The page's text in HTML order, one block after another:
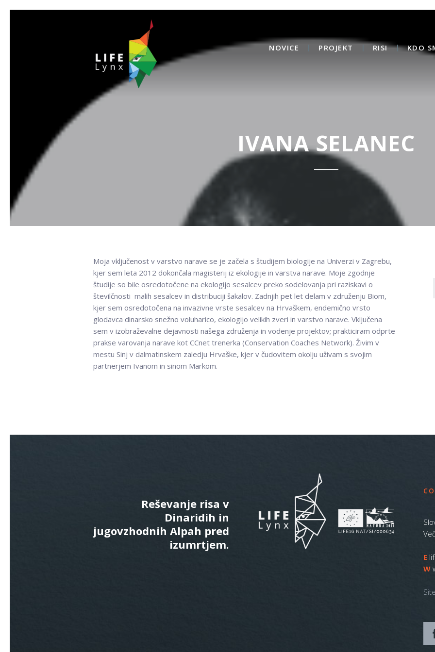
NOVICE PROJEKT RISI KDO
IVANA SELANEC
Moja vključenost v varstvo narave se je začela s študijem biologije na Univerzi v Zagrebu,
kjer sem leta 2012 dokončala magisterij iz ekologije in varstva narave. Moje zgodnje
študije so bile osredotočene na ekologijo sesalcev preko sodelovanja pri raziskavi o
številčnosti malih sesalcev in distribuciji šakalov. Zadnjih pet let delam v združenju Biom,
kjer sem osredotočena na invazivne vrste sesalcev na Hrvaškem, endemično vrsto
glodavca dinarsko snežno voluharico, ekologijo velikih zveri in varstvo narave. Vključena
sem v izobraževalne dejavnosti našega združenja in vodenje projektov; prakticiram odprte
prakse varovanja narave kot CCnet trenerka (Conservation Coaches Network). Živim v
mestu Sinj v dalmatinskem zaledju Hrvaške, kjer v čudovitem okolju uživam s svojim
partnerjem Ivanom in sinom Markom.
Reševanje risa v
Dinaridih in
jugovzhodnih Alpah pred
izumrtjem.
E
W